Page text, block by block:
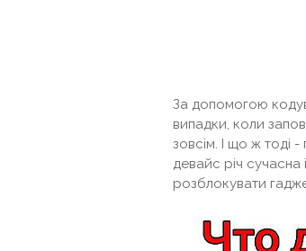
За допомогою
випадки, коли
зовсім. І що ж тоді
девайс річ сучасна
розблокувати